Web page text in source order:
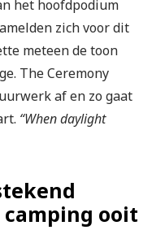
het hoofdpodium
zich voor dit
meteen de toon
The Ceremony
af en zo gaat
“When daylight
ooit